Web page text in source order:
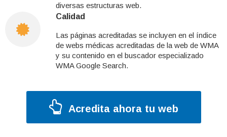
diversas estructuras web.
Calidad
Las páginas acreditadas se incluyen en el índice
de webs médicas acreditadas de la web de WMA
y su contenido en el buscador especializado
WMA Google Search.
Acredita ahora tu web